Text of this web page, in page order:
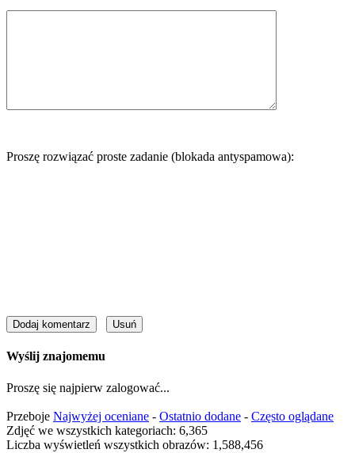
Proszę rozwiązać proste zadanie (blokada antyspamowa):
Wyślij znajomemu
Proszę się najpierw zalogować...
Przeboje Najwyżej oceniane - Ostatnio dodane - Często oglądane
Zdjęć we wszystkich kategoriach: 6,365
Liczba wyświetleń wszystkich obrazów: 1,588,456